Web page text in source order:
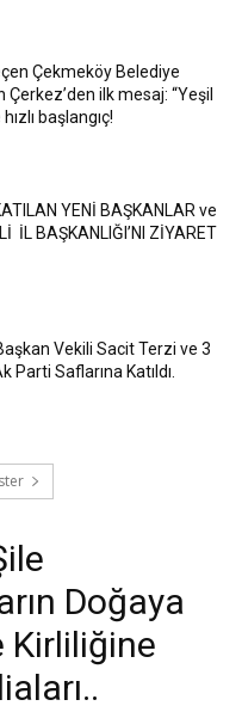
Çekmeköy Belediye
Çerkez’den ilk mesaj: “Yeşil
başlangıç!
YENİ BAŞKANLAR ve
İL BAŞKANLIĞI’NI ZİYARET
Vekili Sacit Terzi ve 3
Parti Saflarına Katıldı.
Doğaya
Kirliliğine